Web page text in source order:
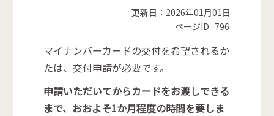
更新日：2026年01月01日
ページID : 796
マイナンバーカードの交付を希望されるか
たは、交付申請が必要です。
申請いただいてからカードをお渡しできる
まで、おおよそ1か月程度の時間を要しま